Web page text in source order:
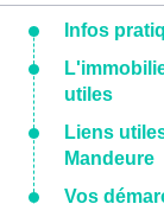
Infos
utiles
Liens
Mandeure
Vos